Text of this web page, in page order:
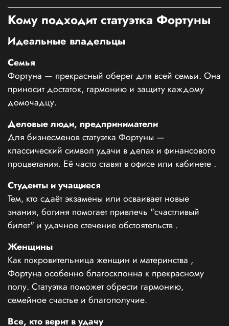
Кому подходит статуэтка Фортуны
Идеальные владельцы
Семья
Фортуна — прекрасный оберег для всей семьи. Она
приносит достаток, гармонию и защиту каждому
домочадцу.
Деловые люди, предприниматели
Для бизнесменов статуэтка Фортуны —
классический символ удачи в делах и финансового
процветания. Её часто ставят в офисе или кабинете .
Студенты и учащиеся
Тем, кто сдаёт экзамены или осваивает новые
знания, богиня помогает привлечь "счастливый
билет" и удачное стечение обстоятельств .
Женщины
Как покровительница женщин и материнства ,
Фортуна особенно благосклонна к прекрасному
полу. Статуэтка поможет обрести гармонию,
семейное счастье и благополучие.
Все, кто верит в удачу